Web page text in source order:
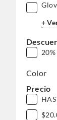
+
Color
Precio